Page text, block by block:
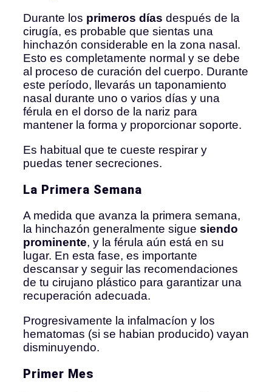
Durante los primeros días después de la
cirugía, es probable que sientas una
hinchazón considerable en la zona nasal.
Esto es completamente normal y se debe
al proceso de curación del cuerpo. Durante
este período, llevarás un taponamiento
nasal durante uno o varios días y una
férula en el dorso de la nariz para
mantener la forma y proporcionar soporte.
Es habitual que te cueste respirar y
puedas tener secreciones.
La Primera Semana
A medida que avanza la primera semana,
la hinchazón generalmente sigue siendo
prominente, y la férula aún está en su
lugar. En esta fase, es importante
descansar y seguir las recomendaciones
de tu cirujano plástico para garantizar una
recuperación adecuada.
Progresivamente la infalmacíon y los
hematomas (si se habian producido) vayan
disminuyendo.
Primer Mes